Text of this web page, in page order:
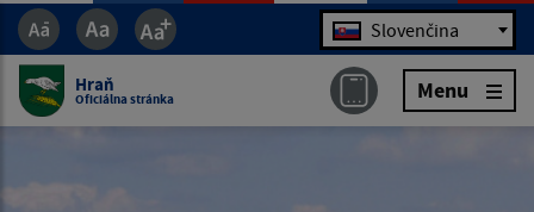
Jazyk Slovenčina
Hraň
Oficiálna stránka Menu